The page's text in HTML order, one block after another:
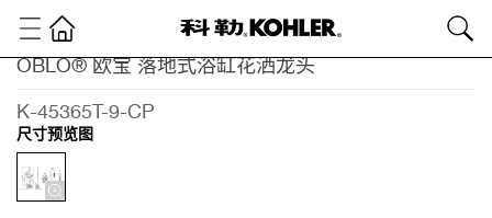
OBLO® 欧宝 落地式浴缸花洒龙头
K-45365T-9-CP
尺寸预览图